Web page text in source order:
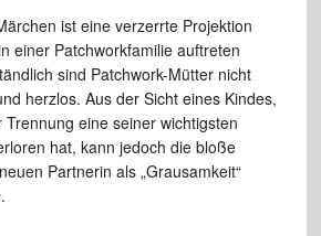
ist eine verzerrte Projektion
einer Patchworkfamilie auftreten
sind Patchwork-Mütter nicht
herzlos. Aus der Sicht eines Kindes,
eine seiner wichtigsten
hat, kann jedoch die bloße
Partnerin als „Grausamkeit“